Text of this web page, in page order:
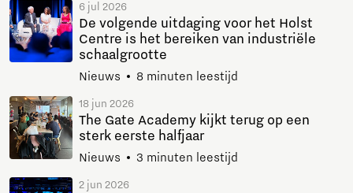
6 jul 2026
De volgende uitdaging voor het Holst
Centre is het bereiken van industriële
schaalgrootte
Nieuws 8 minuten leestijd
18 jun 2026
The Gate Academy kijkt terug op een
sterk eerste halfjaar
Nieuws 3 minuten leestijd
2 jun 2026